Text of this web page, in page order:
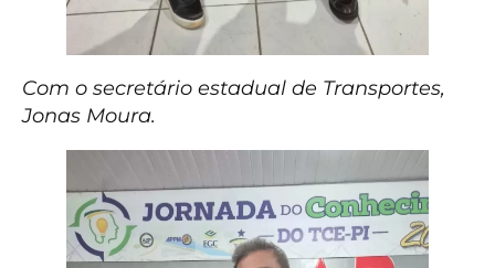
Com o secretário estadual de Transportes,
Jonas Moura.